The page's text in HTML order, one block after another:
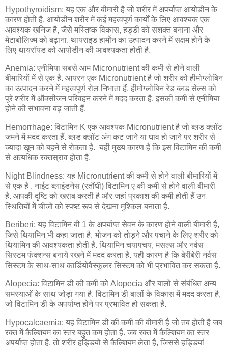
Hypothyroidism: यह एक और बीमारी है जो शरीर में अपर्याप्त आयोडीन के
कारण होती है. आयोडीन शरीर में कई महत्वपूर्ण कार्यों के लिए आवश्यक एक
आवश्यक खनिज है, जैसे मस्तिष्क विकास, हड्डी को सशक्त बनाना और
मेटाबोलिज्म को बढ़ाना. थायराइड हार्मोन का उत्पादन करने में सक्षम होने के
लिए थायरॉयड को आयोडीन की आवश्यकता होती है.
Anemia: एनीमिया सबसे आम Micronutrient की कमी से होने वाली
बीमारियों में से एक है. आयरन एक Micronutrient है जो शरीर को हीमोग्लोबिन
का उत्पादन करने में महत्वपूर्ण रोल निभाता हैं. हीमोग्लोबिन रेड ब्लड सेल्स को
पूरे शरीर में ऑक्सीजन परिवहन करने में मदद करता है. इसकी कमी से एनीमिया
होने की संभावना बढ़ जाती हैं.
Hemorrhage: विटामिन K एक आवश्यक Micronutrient है जो ब्लड क्लॉट
जमने में मदद करता हैं. ब्लड क्लॉट अंग कट जाने या घाव हो जाने पर शरीर से
ज्यादा खून को बहने से रोकता है. यही मुख्य कारण है कि इस विटामिन की कमी
से अत्यधिक रक्तस्राव होता है.
Night Blindness: यह Micronutrient की कमी से होने वाली बीमारियों में
से एक है . नाईट ब्लाइंडनेस (रतौंधी) विटामिन ए की कमी से होने वाली बीमारी
है. आपकी दृष्टि को खराब करती है और जहां प्रकाश की कमी होती हैं उन
स्थितियों में चीजों को स्पष्ट रूप से देखना मुश्किल बनाता है.
Beriberi: यह विटामिन बी 1 के अपर्याप्त सेवन के कारण होने वाली बीमारी है,
जिसे थियामिन भी कहा जाता है. भोजन को तोड़ने और पचाने के लिए शरीर को
थियामिन की आवश्यकता होती है. थियामिन चयापचय, मसल्स और नर्वस
सिस्टम फंक्शन्स बनाये रखने में मदद करता है. यही कारण है कि बेरीबेरी नर्वस
सिस्टम के साथ-साथ कार्डियोवैस्कुलर सिस्टम को भी प्रभावित कर सकता है.
Alopecia: विटामिन डी की कमी को Alopecia और बालों से संबंधित अन्य
समस्याओं के साथ जोड़ा गया है. विटामिन डी बालों के विकास में मदद करता है,
जो विटामिन डी के अपर्याप्त होने पर प्रभावित हो सकता है.
Hypocalcaemia: यह विटामिन डी की कमी की बीमारी है जो तब होती है जब
रक्त में कैल्शियम का स्तर बहुत कम होता है. जब रक्त में कैल्शियम का स्तर
अपर्याप्त होता है, तो शरीर हड्डियों से कैल्शियम लेता है, जिससे हड्डियां